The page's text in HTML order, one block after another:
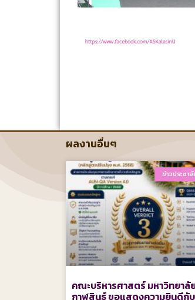
ผลงานอื่นๆ
ข่าวประชา
คณะบริหารศาสตร์ มหาวิทยาลั
กาฬสินธุ์ ขอแสดงความยินดีกับ